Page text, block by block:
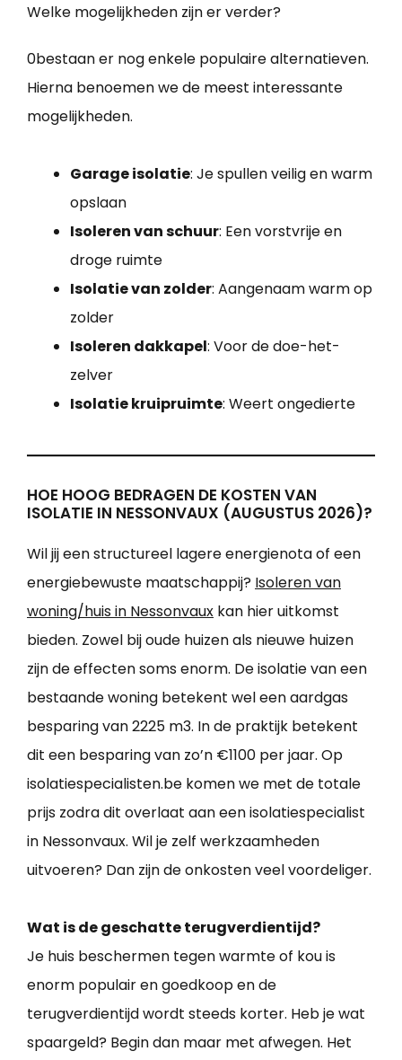
Welke mogelijkheden zijn er verder?
0bestaan er nog enkele populaire alternatieven.
Hierna benoemen we de meest interessante
mogelijkheden.
Garage isolatie: Je spullen veilig en warm
opslaan
Isoleren van schuur: Een vorstvrije en
droge ruimte
Isolatie van zolder: Aangenaam warm op
zolder
Isoleren dakkapel: Voor de doe-het-
zelver
Isolatie kruipruimte: Weert ongedierte
HOE HOOG BEDRAGEN DE KOSTEN VAN
ISOLATIE IN NESSONVAUX (AUGUSTUS 2026)?
Wil jij een structureel lagere energienota of een
energiebewuste maatschappij? Isoleren van
woning/huis in Nessonvaux kan hier uitkomst
bieden. Zowel bij oude huizen als nieuwe huizen
zijn de effecten soms enorm. De isolatie van een
bestaande woning betekent wel een aardgas
besparing van 2225 m3. In de praktijk betekent
dit een besparing van zo’n €1100 per jaar. Op
isolatiespecialisten.be komen we met de totale
prijs zodra dit overlaat aan een isolatiespecialist
in Nessonvaux. Wil je zelf werkzaamheden
uitvoeren? Dan zijn de onkosten veel voordeliger.
Wat is de geschatte terugverdientijd?
Je huis beschermen tegen warmte of kou is
enorm populair en goedkoop en de
terugverdientijd wordt steeds korter. Heb je wat
spaargeld? Begin dan maar met afwegen. Het